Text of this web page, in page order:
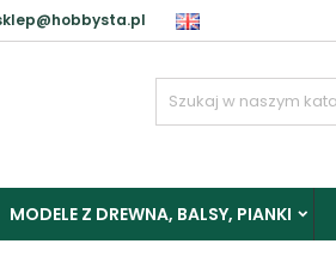
MODELE Z DREWNA, BALSY, PIANKI